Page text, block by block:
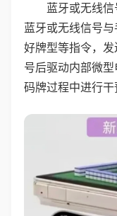
蓝牙或无线
蓝牙或无线信号
好牌型等指令，
号后驱动内部微型
码牌过程中进行干